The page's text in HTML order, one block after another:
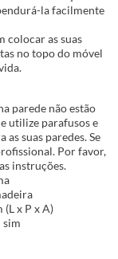
la facilmente
colocar as suas
no topo do móvel
parede não estão
utilize parafusos e
suas paredes. Se
Por favor,
instruções.
(L x P x A)
sim